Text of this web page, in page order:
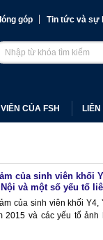
góp Tin tức và sự
CỦA FSH LIÊN
của sinh viên khối
và một số yếu tố
của sinh viên khối
và các yếu tố